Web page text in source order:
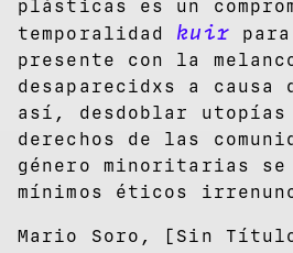
plásticas es un
temporalidad kuir
presente con la
desaparecidxs a
así, desdoblar utopías
derechos de las
género minoritarias
mínimos éticos
Mario Soro, [Sin